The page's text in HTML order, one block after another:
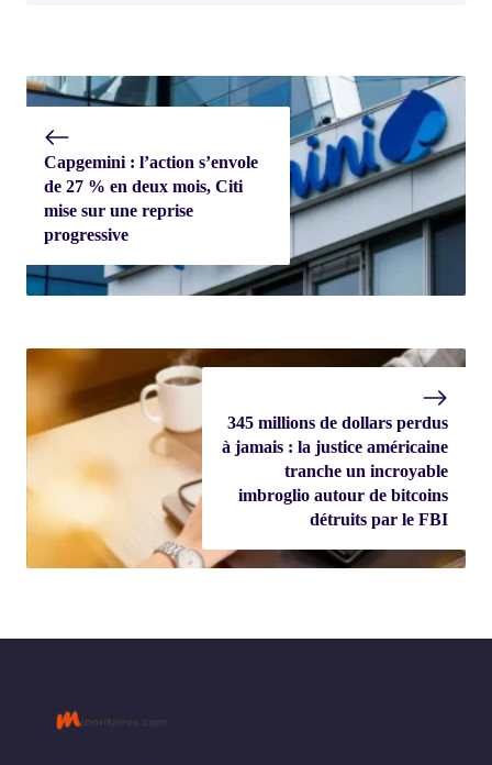
Capgemini : l’action s’envole
de 27 % en deux mois, Citi
mise sur une reprise
progressive
345 millions de dollars perdus
à jamais : la justice américaine
tranche un incroyable
imbroglio autour de bitcoins
détruits par le FBI